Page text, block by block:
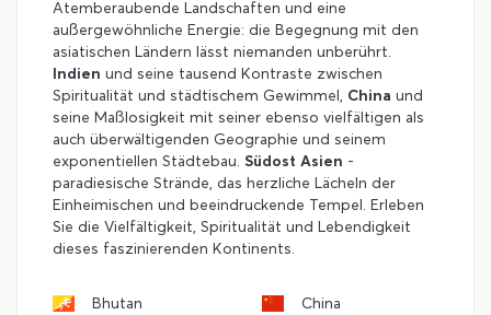
Atemberaubende Landschaften und eine
außergewöhnliche Energie: die Begegnung mit den
asiatischen Ländern lässt niemanden unberührt.
Indien und seine tausend Kontraste zwischen
Spiritualität und städtischem Gewimmel, China und
seine Maßlosigkeit mit seiner ebenso vielfältigen als
auch überwältigenden Geographie und seinem
exponentiellen Städtebau. Südost Asien -
paradiesische Strände, das herzliche Lächeln der
Einheimischen und beeindruckende Tempel. Erleben
Sie die Vielfältigkeit, Spiritualität und Lebendigkeit
dieses faszinierenden Kontinents.
Bhutan
China